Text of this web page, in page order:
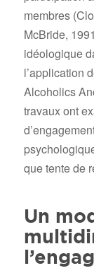
membres
McBride,
idéologique
l’application
Alcoholics
travaux ont
que tente de
Un